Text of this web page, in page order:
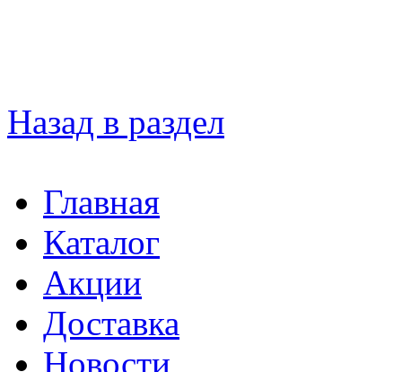
Назад в раздел
Главная
Каталог
Акции
Доставка
Новости